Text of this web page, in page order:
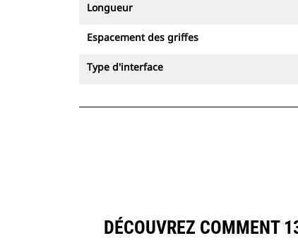
Longueur
Espacement des griffes
Type d'interface
DÉCOUVREZ COMMENT